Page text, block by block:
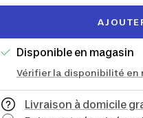
Disponible en magasin
Vérifier la disponibilité en
Livraison à domicile